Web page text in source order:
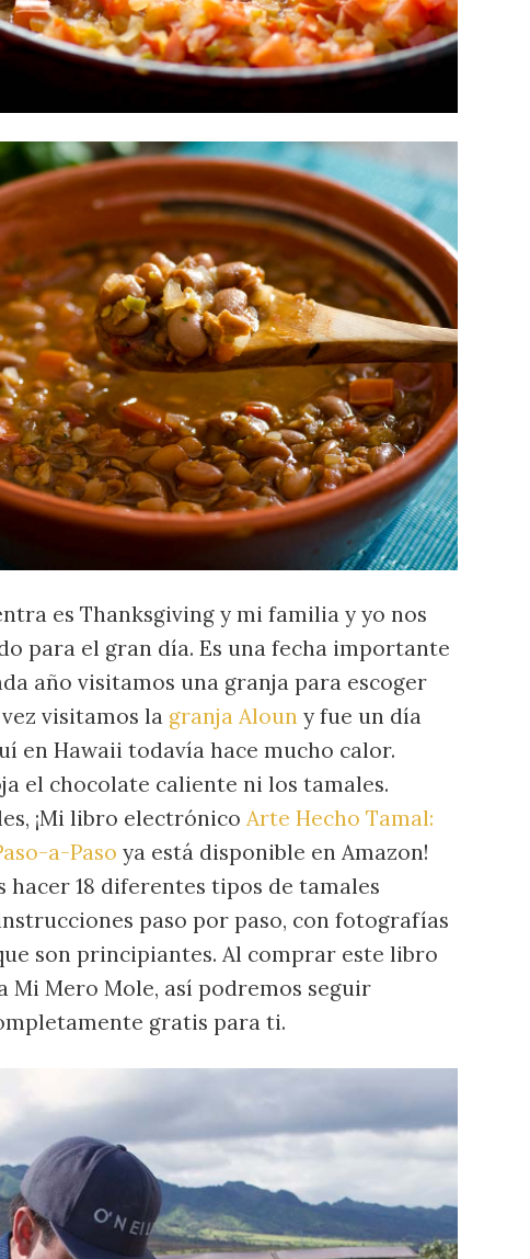
es Thanksgiving y mi familia y yo nos
para el gran día. Es una fecha importante
año visitamos una granja para escoger
visitamos la granja Aloun y fue un día
en Hawaii todavía hace mucho calor.
el chocolate caliente ni los tamales.
¡Mi libro electrónico Arte Hecho Tamal:
a-Paso ya está disponible en Amazon!
hacer 18 diferentes tipos de tamales
paso por paso, con fotografías
son principiantes. Al comprar este libro
Mi Mero Mole, así podremos seguir
gratis para ti.